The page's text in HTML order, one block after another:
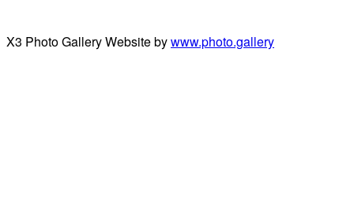
X3 Photo Gallery Website bywww.photo.gallery